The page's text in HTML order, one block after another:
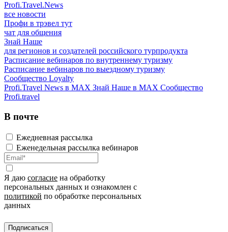
Profi.Travel.News
все новости
Профи в трэвел тут
чат для общения
Знай Наше
для регионов и создателей российского турпродукта
Расписание вебинаров по внутреннему туризму
Расписание вебинаров по выездному туризму
Сообщество Loyalty
Profi.Travel News в MAX Знай Наше в MAX Сообщество
Profi.travel
В почте
Ежедневная рассылка
Еженедельная рассылка вебинаров
Я даю согласие на обработку
персональных данных и ознакомлен с
политикой по обработке персональных
данных
Подписаться